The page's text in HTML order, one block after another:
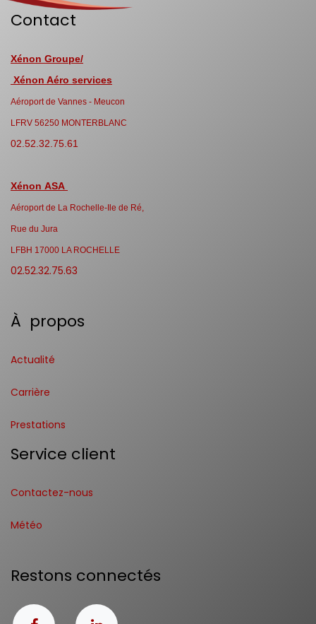
Contact
Xénon Groupe/
Xénon Aéro services
Aéroport de Vannes - Meucon
LFRV 56250 MONTERBLANC
02.52.32.75.61
Xénon ASA
Aéroport de La Rochelle-Ile de Ré,
Rue du Jura
LFBH 17000 LA ROCHELLE
02.52.32.75.63
À propos
Actualité
Carrière
Prestations
Service client
Contactez-nous
Météo
Restons connectés